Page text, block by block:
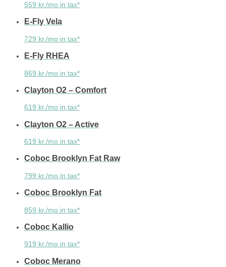
559 kr./mo in tax*
E-Fly Vela
729 kr./mo in tax*
E-Fly RHEA
869 kr./mo in tax*
Clayton O2 – Comfort
619 kr./mo in tax*
Clayton O2 – Active
619 kr./mo in tax*
Coboc Brooklyn Fat Raw
799 kr./mo in tax*
Coboc Brooklyn Fat
859 kr./mo in tax*
Coboc Kallio
919 kr./mo in tax*
Coboc Merano